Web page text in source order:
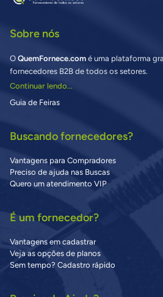
Sobre nós
O QuemFornece.com é uma plataforma
fornecedores B2B de todos os setores.
Continuar lendo...
Guia de Feiras
Buscando fornecedores?
Vantagens para Compradores
Preciso de ajuda nas Buscas
Quero um atendimento VIP
É um fornecedor?
Vantagens em cadastrar
Veja as opções de planos
Sem tempo? Cadastro rápido